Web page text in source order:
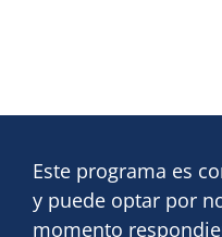
Este programa es
y puede optar por
momento